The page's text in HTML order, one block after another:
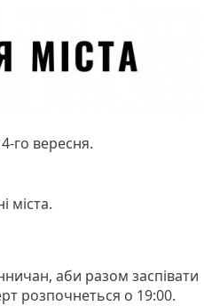
го вересня.
міста.
аби разом заспівати
розпочнеться о 19:00.